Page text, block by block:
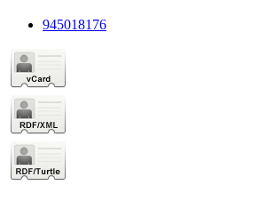
945018176